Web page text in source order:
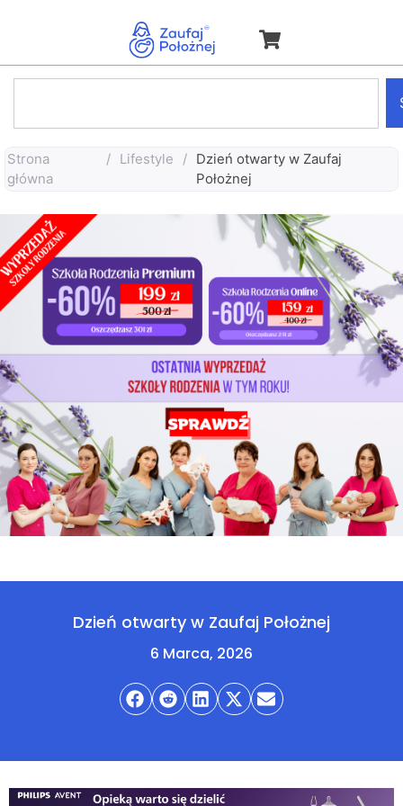
Strona
główna
/ Lifestyle /
Dzień otwarty w Zaufaj
Położnej
Dzień otwarty w Zaufaj Położnej
6 Marca, 2026